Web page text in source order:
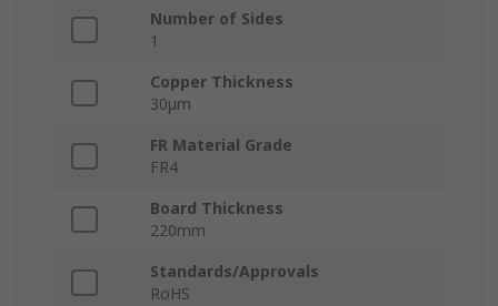
Number of Sides
1
Copper Thickness
30μm
FR Material Grade
FR4
Board Thickness
220mm
Standards/Approvals
RoHS